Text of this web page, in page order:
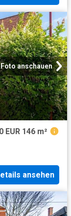
Foto anschauen
146 m²
ansehen